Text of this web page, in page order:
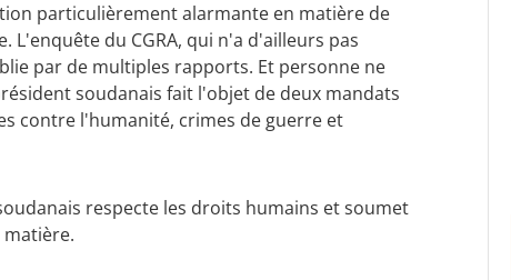
particulièrement alarmante en matière de
du CGRA, qui n'a d'ailleurs pas
par de multiples rapports. Et personne ne
soudanais fait l'objet de deux mandats
contre l'humanité, crimes de guerre et
respecte les droits humains et soumet